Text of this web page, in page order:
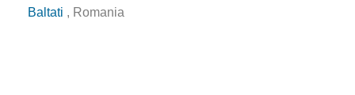
Baltati , Romania